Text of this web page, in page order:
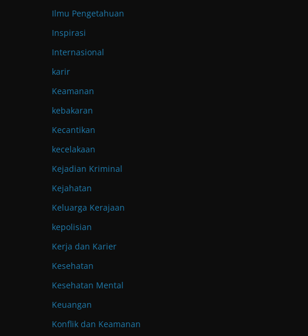
Ilmu Pengetahuan
Inspirasi
Internasional
karir
Keamanan
kebakaran
Kecantikan
kecelakaan
Kejadian Kriminal
Kejahatan
Keluarga Kerajaan
kepolisian
Kerja dan Karier
Kesehatan
Kesehatan Mental
Keuangan
Konflik dan Keamanan